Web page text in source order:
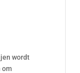
wordt
om